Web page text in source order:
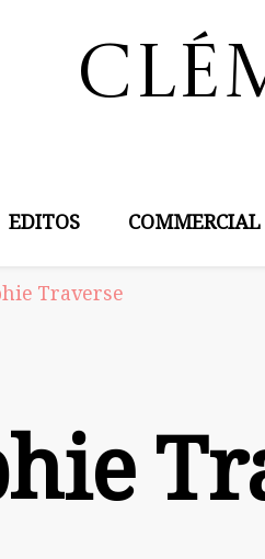
EDITOS COMMERCIAL
Traverse